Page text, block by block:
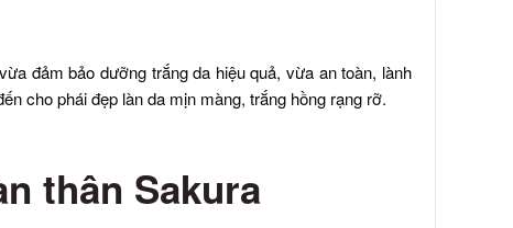
đảm bảo dưỡng trắng da hiệu quả, vừa an toàn, lành
cho phái đẹp làn da mịn màng, trắng hồng rạng rỡ.
thân Sakura